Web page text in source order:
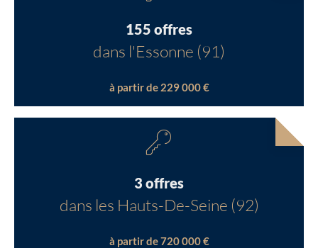
155 offres
dans l'Essonne (91)
à partir de 229 000 €
3 offres
dans les Hauts-De-Seine (92)
à partir de 720 000 €